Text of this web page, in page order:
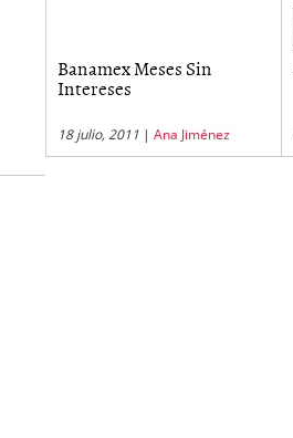
Banamex Meses Sin
Intereses
18 julio, 2011 | Ana Jiménez